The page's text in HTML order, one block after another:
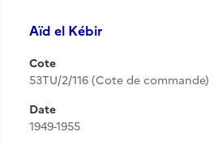
Aïd el Kébir
Cote
53TU/2/116 (Cote de commande)
Date
1949-1955